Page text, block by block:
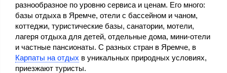
разнообразное по уровню сервиса и ценам. Его много:
базы отдыха в Яремче, отели с бассейном и чаном,
коттеджи, туристические базы, санатории, мотели,
лагеря отдыха для детей, отдельные дома, мини-отели
и частные пансионаты. С разных стран в Яремче, в
Карпаты на отдых в уникальных природных условиях,
приезжают туристы.